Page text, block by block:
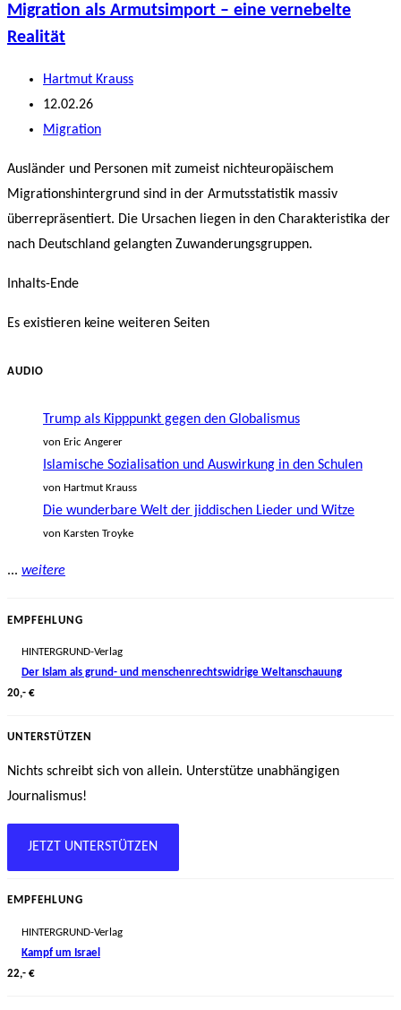
Migration als Armutsimport – eine vernebelte
Realität
Beitrags-
Autor:
Hartmut Krauss
Beitrag
veröffentlicht:
12.02.26
Beitrags-
Migration
Ausländer und Personen mit zumeist nichteuropäischem
Migrationshintergrund sind in der Armutsstatistik massiv
überrepräsentiert. Die Ursachen liegen in den Charakteristika der
nach Deutschland gelangten Zuwanderungsgruppen.
Inhalts-Ende
Es existieren keine weiteren Seiten
AUDIO
Trump als Kipppunkt gegen den Globalismus
von Eric Angerer
Islamische Sozialisation und Auswirkung in den Schulen
von Hartmut Krauss
Die wunderbare Welt der jiddischen Lieder und Witze
von Karsten Troyke
... weitere
EMPFEHLUNG
HINTERGRUND-Verlag
Der Islam als grund- und menschenrechtswidrige Weltanschauung
20,- €
UNTERSTÜTZEN
Nichts schreibt sich von allein. Unterstütze unabhängigen
Journalismus!
JETZT UNTERSTÜTZEN
EMPFEHLUNG
HINTERGRUND-Verlag
Kampf um Israel
22,- €